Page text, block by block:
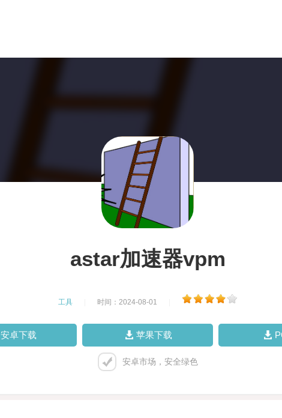
astar加速器vpm
工具 时间：2024-08-01
安卓下载 苹果下载
安卓市场，安全绿色